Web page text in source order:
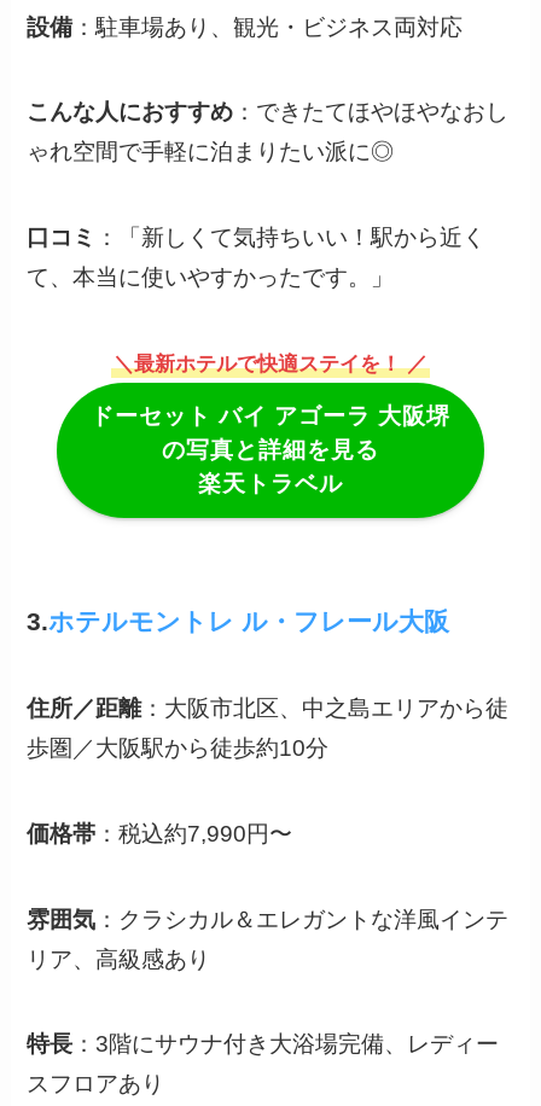
設備：駐車場あり、観光・ビジネス両対応
こんな人におすすめ ：できたてほやほやなおし
ゃれ空間で手軽に泊まりたい派に◎
口コミ
：「新しくて気持ちいい！駅から近く
て、本当に使いやすかったです。」
＼最新ホテルで快適ステイを！ ／
ドーセット バイ アゴーラ 大阪堺
の写真と詳細を見る
楽天トラベル
3.ホテルモントレ ル・フレール大阪
住所／距離：大阪市北区、中之島エリアから徒
歩圏／大阪駅から徒歩約10分
価格帯 ：税込約7,990円〜
雰囲気 ：クラシカル＆エレガントな洋風インテ
リア、高級感あり
特長 ：3階にサウナ付き大浴場完備、レディー
スフロアあり